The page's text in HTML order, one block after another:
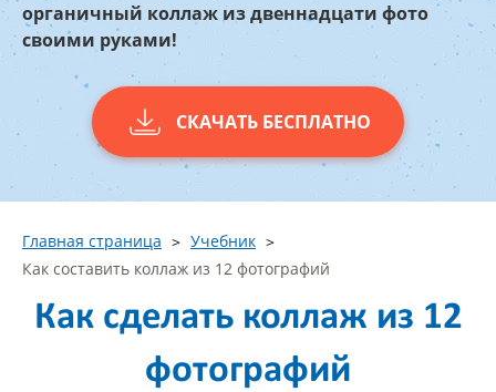
органичный коллаж из двеннадцати фото
своими руками!
СКАЧАТЬ БЕСПЛАТНО
Главная страница
Учебник
Как составить коллаж из 12 фотографий
Как сделать коллаж из 12
фотографий